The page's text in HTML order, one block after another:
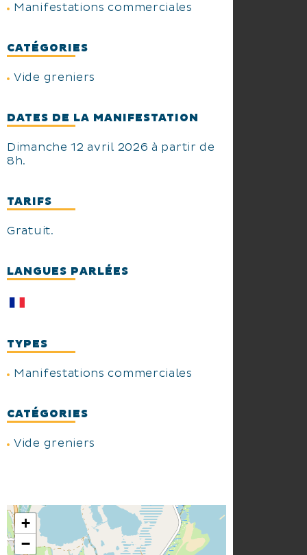
Manifestations commerciales
CATÉGORIES
Vide greniers
DATES DE LA MANIFESTATION
Dimanche 12 avril 2026 à partir de
8h.
TARIFS
Gratuit.
LANGUES PARLÉES
TYPES
Manifestations commerciales
CATÉGORIES
Vide greniers
+
−